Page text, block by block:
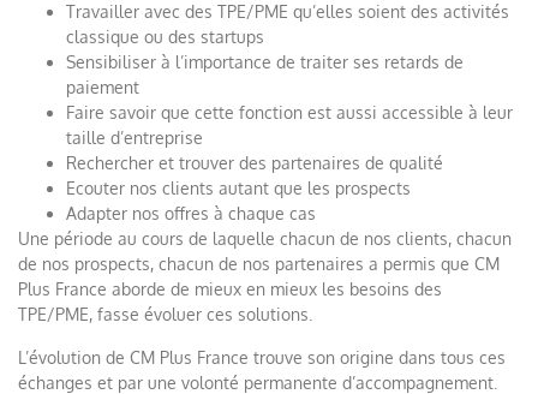
Travailler avec des TPE/PME qu’elles soient des activités
classique ou des startups
Sensibiliser à l’importance de traiter ses retards de
paiement
Faire savoir que cette fonction est aussi accessible à leur
taille d’entreprise
Rechercher et trouver des partenaires de qualité
Ecouter nos clients autant que les prospects
Adapter nos offres à chaque cas
Une période au cours de laquelle chacun de nos clients, chacun
de nos prospects, chacun de nos partenaires a permis que CM
Plus France aborde de mieux en mieux les besoins des
TPE/PME, fasse évoluer ces solutions.
L’évolution de CM Plus France trouve son origine dans tous ces
échanges et par une volonté permanente d’accompagnement.